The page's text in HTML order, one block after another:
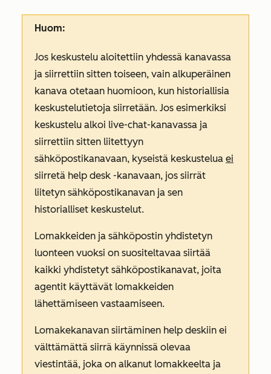
Huom:
Jos keskustelu aloitettiin yhdessä kanavassa
ja siirrettiin sitten toiseen, vain alkuperäinen
kanava otetaan huomioon, kun historiallisia
keskustelutietoja siirretään. Jos esimerkiksi
keskustelu alkoi live-chat-kanavassa ja
siirrettiin sitten liitettyyn
sähköpostikanavaan, kyseistä keskustelua ei
siirretä help desk -kanavaan, jos siirrät
liitetyn sähköpostikanavan ja sen
historialliset keskustelut.
Lomakkeiden ja sähköpostin yhdistetyn
luonteen vuoksi on suositeltavaa siirtää
kaikki yhdistetyt sähköpostikanavat, joita
agentit käyttävät lomakkeiden
lähettämiseen vastaamiseen.
Lomakekanavan siirtäminen help deskiin ei
välttämättä siirrä käynnissä olevaa
viestintää, joka on alkanut lomakkeelta ja